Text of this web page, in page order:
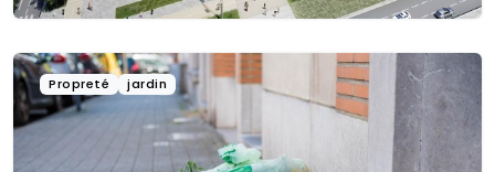
Propreté jardin